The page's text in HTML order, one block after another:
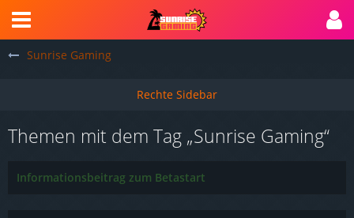
Sunrise Gaming
Themen mit dem Tag „Sunrise Gaming“
Informationsbeitrag zum Betastart